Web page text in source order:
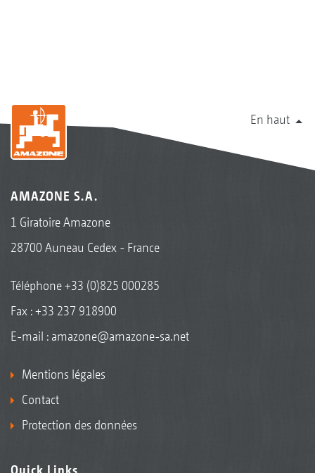
En haut
AMAZONE S.A.
1 Giratoire Amazone
28700 Auneau Cedex - France
Téléphone+33 (0)825 000285
Fax : +33 237 918900
E-mail : amazone@amazone-sa.net
Mentions légales
Contact
Protection des données
Quick Links